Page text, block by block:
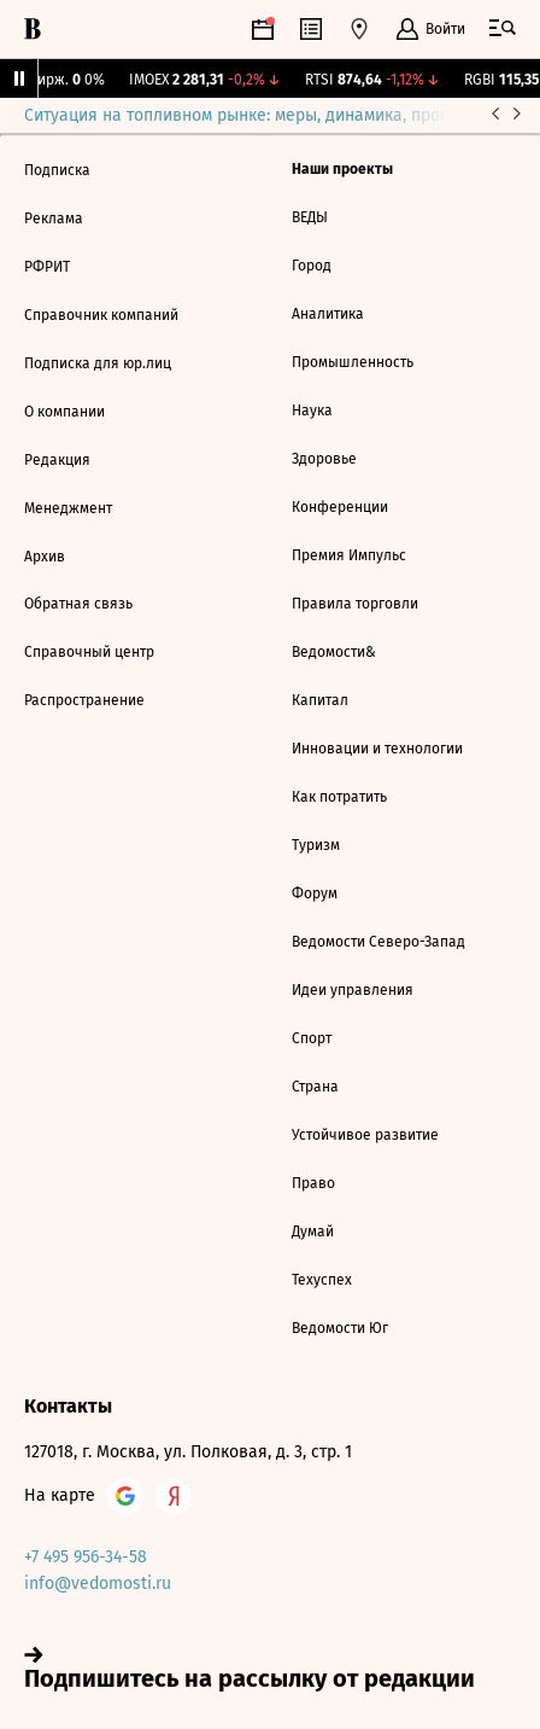
Войти
Бирж. 0 0% IMOEX 2 281,31 -0,2%↓ RTSI 874,64 -1,12%↓ RGBI 115,35
Ситуация на топливном рынке: меры, динамика, прогнозы
Подписка
Реклама
РФРИТ
Справочник компаний
Подписка для юр.лиц
О компании
Редакция
Менеджмент
Архив
Обратная связь
Справочный центр
Распространение
Наши проекты
ВЕДЫ
Город
Аналитика
Промышленность
Наука
Здоровье
Конференции
Премия Импульс
Правила торговли
Ведомости&
Капитал
Инновации и технологии
Как потратить
Туризм
Форум
Ведомости Северо-Запад
Идеи управления
Спорт
Страна
Устойчивое развитие
Право
Думай
Техуспех
Ведомости Юг
Контакты
127018, г. Москва, ул. Полковая, д. 3, стр. 1
На карте
+7 495 956-34-58
info@vedomosti.ru